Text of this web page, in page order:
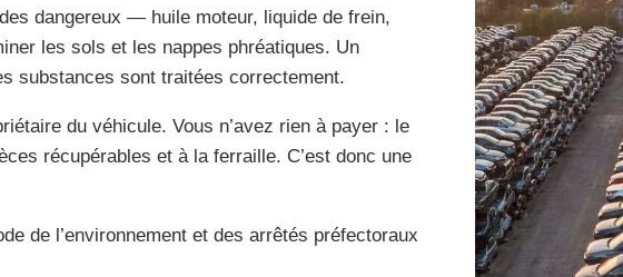
dangereux — huile moteur, liquide de frein,
les sols et les nappes phréatiques. Un
substances sont traitées correctement.
du véhicule. Vous n’avez rien à payer : le
récupérables et à la ferraille. C’est donc une
de l’environnement et des arrêtés préfectoraux